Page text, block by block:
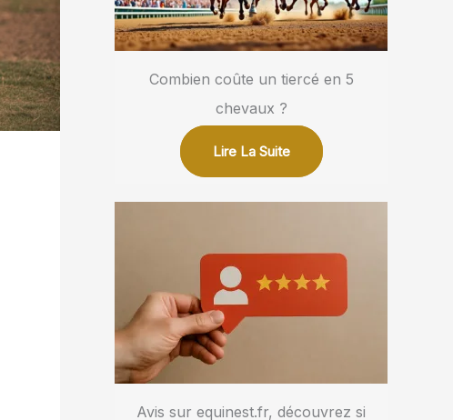
Combien coûte un tiercé en 5
chevaux ?
Lire La Suite
Avis sur equinest.fr, découvrez si